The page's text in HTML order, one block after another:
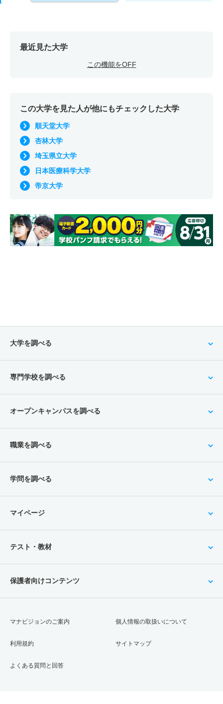
最近見た大学
この機能をOFF
この大学を見た人が他にもチェックした大学
順天堂大学
杏林大学
埼玉県立大学
日本医療科学大学
帝京大学
大学を調べる
専門学校を調べる
オープンキャンパスを調べる
職業を調べる
学問を調べる
マイページ
テスト・教材
保護者向けコンテンツ
マナビジョンのご案内
利用規約
よくある質問と回答
個人情報の取扱いについて
サイトマップ